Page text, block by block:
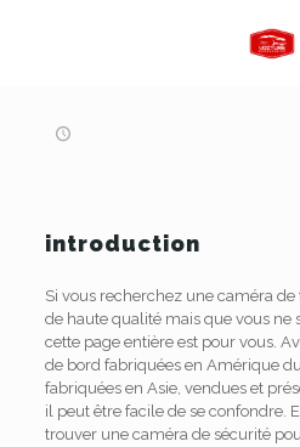
introduction
Si vous recherchez une caméra
de haute qualité mais que vous ne
cette page entière est pour vous.
de bord fabriquées en Amérique
fabriquées en Asie, vendues et
il peut être facile de se confondre.
trouver une caméra de sécurité